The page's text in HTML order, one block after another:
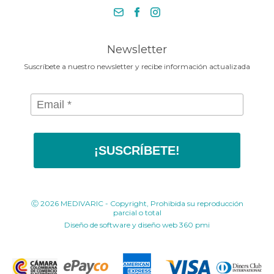
Bogotá 2025
+57 318 675 8664
Newsletter
Suscríbete a nuestro newsletter y recibe información actualizada
¡SUSCRÍBETE!
Ⓒ 2026 MEDIVARIC - Copyright, Prohibida su reproducción
parcial o total
Diseño de software y diseño web 360 pmi